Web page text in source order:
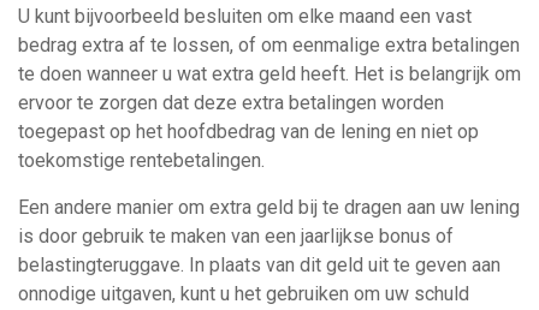
U kunt bijvoorbeeld besluiten om elke maand een vast
bedrag extra af te lossen, of om eenmalige extra betalingen
te doen wanneer u wat extra geld heeft. Het is belangrijk om
ervoor te zorgen dat deze extra betalingen worden
toegepast op het hoofdbedrag van de lening en niet op
toekomstige rentebetalingen.
Een andere manier om extra geld bij te dragen aan uw lening
is door gebruik te maken van een jaarlijkse bonus of
belastingteruggave. In plaats van dit geld uit te geven aan
onnodige uitgaven, kunt u het gebruiken om uw schuld